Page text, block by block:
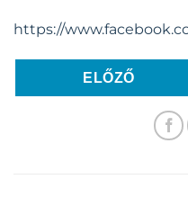
https://
ELŐZŐ